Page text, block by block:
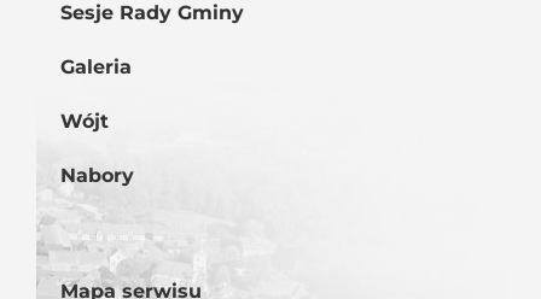
Sesje Rady Gminy
Galeria
Wójt
Nabory
Mapa serwisu